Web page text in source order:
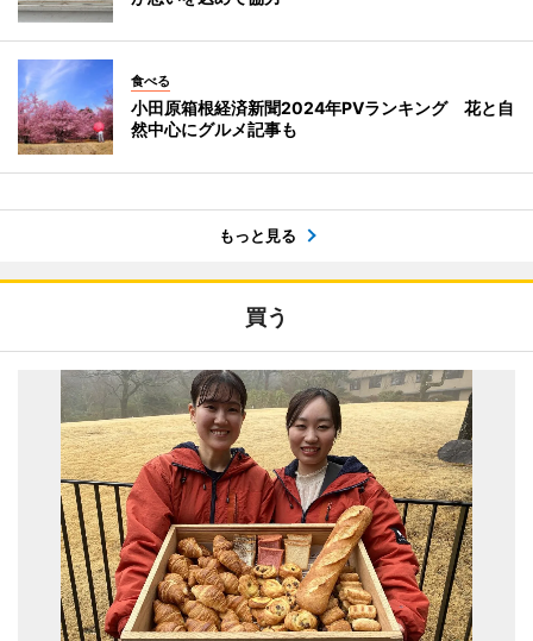
食べる
小田原箱根経済新聞2024年PVランキング 花と自
然中心にグルメ記事も
もっと見る
買う